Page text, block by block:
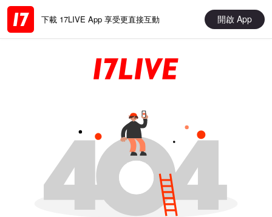
下載 17LIVE App 享受更直接互動 開啟 App